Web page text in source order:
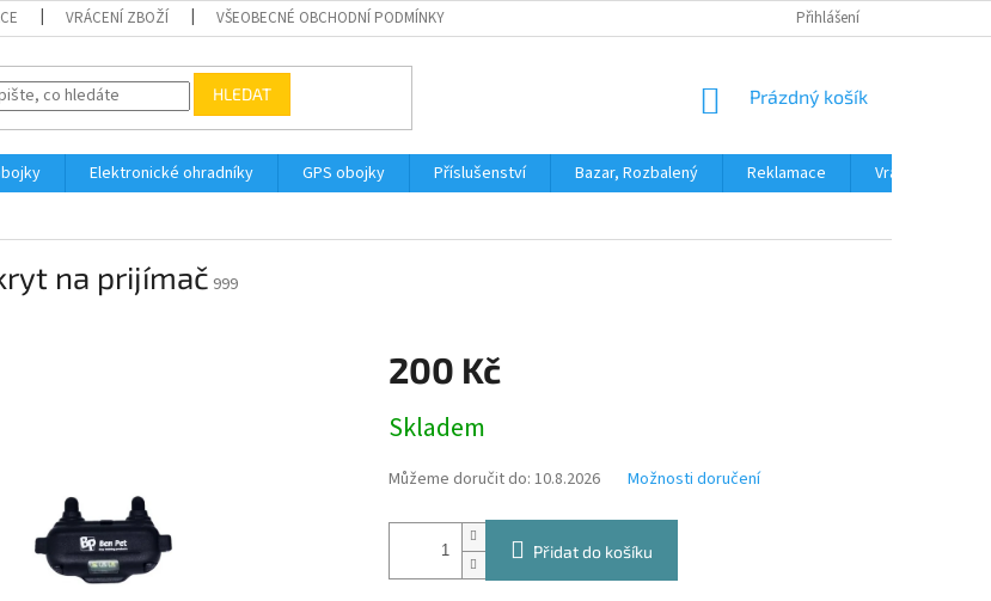
VRÁCENÍ ZBOŽÍ VŠEOBECNÉ OBCHODNÍ PODMÍNKY DOPRAVA A PLATBA
Přihlášení
HLEDAT
NÁKUPNÍ
Prázdný košík
Elektronické ohradníky GPS obojky Příslušenství Bazar, Rozbalený Reklamace
Vrácení zboží
na prijímač 999
200 Kč
cena:
Skladem
Můžeme doručit do: 10.8.2026 Možnosti doručení
Přidat do košíku